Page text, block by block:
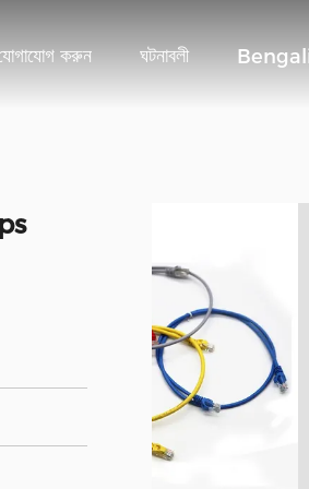
করুন ঘটনাবলী